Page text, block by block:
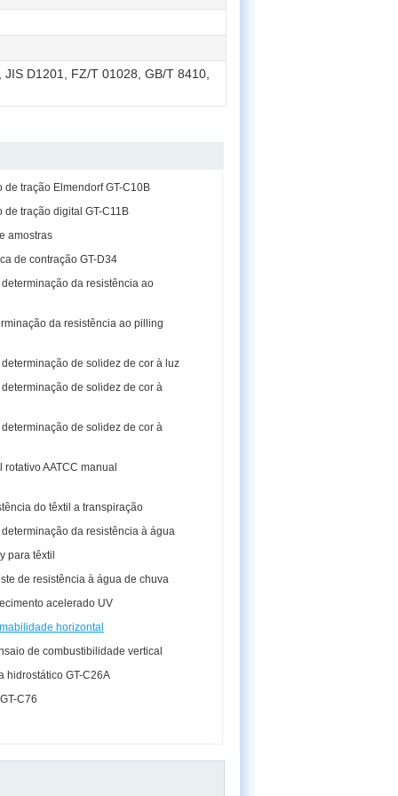
D1201, FZ/T 01028, GB/T 8410,
de tração Elmendorf GT-C10B
de tração digital GT-C11B
amostras
de contração GT-D34
da resistência ao
da resistência ao pilling
de solidez de cor à luz
de solidez de cor à
de solidez de cor à
AATCC manual
do têxtil a transpiração
da resistência à água
para têxtil
de resistência à água de chuva
acelerado UV
horizontal
de combustibilidade vertical
hidrostático GT-C26A
C76